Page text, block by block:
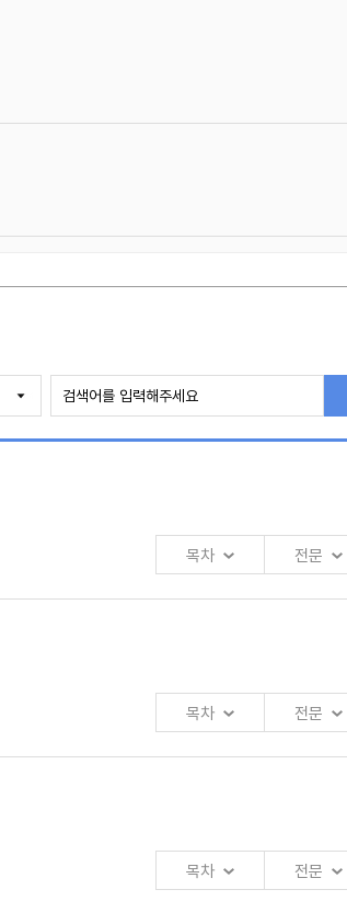
목차 전문
목차 전문
목차 전문